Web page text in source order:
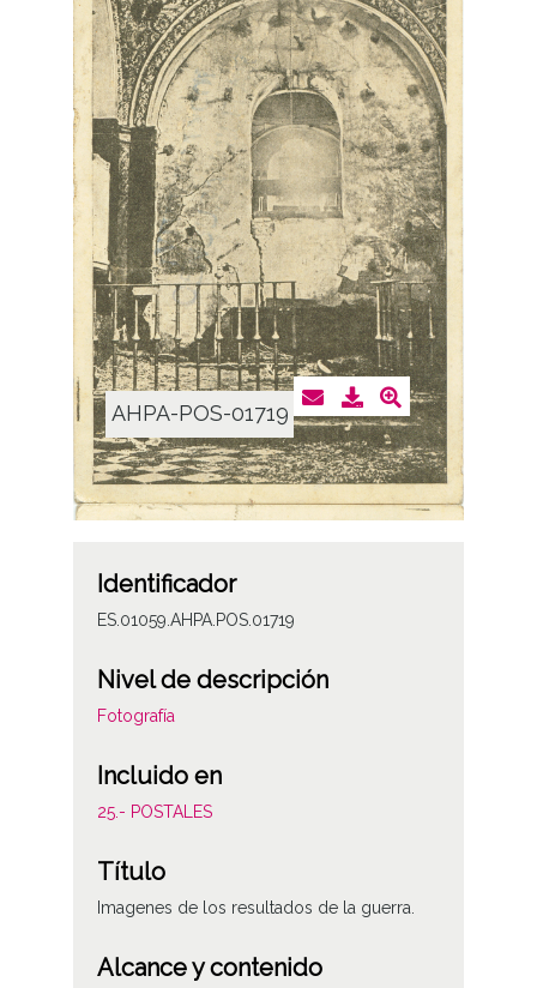
AHPA-POS-01719
Identificador
ES.01059.AHPA.POS.01719
Nivel de descripción
Fotografía
Incluido en
25.- POSTALES
Título
Imagenes de los resultados de la guerra.
Alcance y contenido